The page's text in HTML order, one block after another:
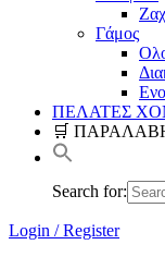
Γάμος
ΠΕΛΑΤΕΣ
🛒
Search for:
Login / Register